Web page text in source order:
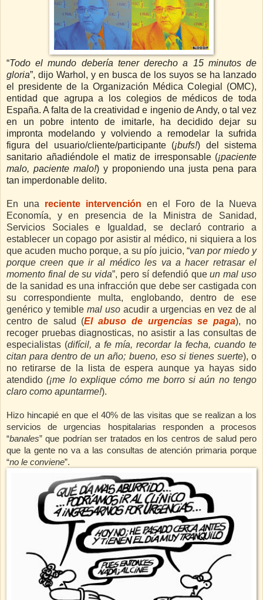
“Todo el mundo debería tener derecho a 15 minutos de
gloria”, dijo Warhol, y en busca de los suyos se ha lanzado
el presidente de
la Organización Médica Colegial
(OMC),
entidad que agrupa a los colegios de médicos de toda
España. A falta de la creatividad e ingenio de Andy, o tal vez
en un pobre intento de imitarle, ha decidido dejar su
impronta modelando y volviendo a remodelar la sufrida
figura del usuario/cliente/participante (¡bufs!) del sistema
sanitario añadiéndole el matiz de irresponsable (¡paciente
malo, paciente malo!) y proponiendo una justa pena para
tan imperdonable delito.
En una reciente intervención en el Foro de
la Nueva
Economía, y en presencia de la Ministra de Sanidad,
Servicios Sociales e Igualdad, se declaró contrario a
establecer un copago por asistir al médico, ni siquiera a los
que acuden mucho porque, a su pío juicio, “van por miedo y
porque creen que ir al médico les va a hacer retrasar el
momento final de su vida”, pero sí defendió queun mal uso
de la sanidad es una infracción que debe ser castigada con
su correspondiente multa, englobando, dentro de ese
genérico y temible mal uso acudir a urgencias en vez de al
centro de salud (El abuso de urgencias se paga), no
recoger pruebas diagnosticas, no asistir a las consultas de
especialistas (difícil, a fe mía, recordar la fecha, cuando te
citan para dentro de un año; bueno, eso si tienes suerte), o
no retirarse de la lista de espera aunque ya hayas sido
atendido(¡me lo explique cómo me borro si aún no tengo
claro como apuntarme!).
Hizo hincapié en que el 40% de las visitas que se realizan a los
servicios de urgencias hospitalarias responden a procesos
“banales” que podrían ser tratados en los centrosde salud pero
que la gente no va a las consultas de atención primaria porque
“no le conviene”.